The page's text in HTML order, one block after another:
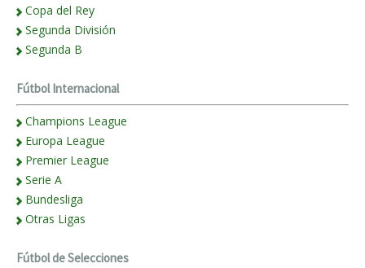
Copa del Rey
Segunda División
Segunda B
Fútbol Internacional
Champions League
Europa League
Premier League
Serie A
Bundesliga
Otras Ligas
Fútbol de Selecciones